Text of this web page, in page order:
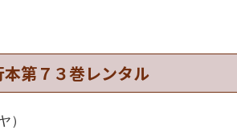
第７３巻レンタル
）